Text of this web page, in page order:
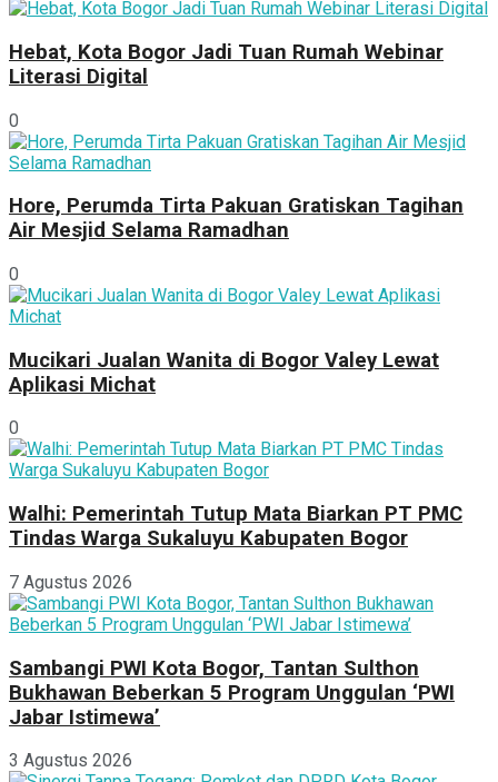
Hebat, Kota Bogor Jadi Tuan Rumah Webinar
Literasi Digital
0
Hore, Perumda Tirta Pakuan Gratiskan Tagihan
Air Mesjid Selama Ramadhan
0
Mucikari Jualan Wanita di Bogor Valey Lewat
Aplikasi Michat
0
Walhi: Pemerintah Tutup Mata Biarkan PT PMC
Tindas Warga Sukaluyu Kabupaten Bogor
7 Agustus 2026
Sambangi PWI Kota Bogor, Tantan Sulthon
Bukhawan Beberkan 5 Program Unggulan ‘PWI
Jabar Istimewa’
3 Agustus 2026